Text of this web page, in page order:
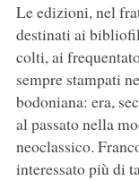
Le edizioni, nel
destinati ai
colti, ai
sempre stampati
bodoniana: era,
al passato nella
neoclassico.
interessato più di